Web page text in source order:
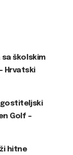
školskim
Hrvatski
Golf –
hitne